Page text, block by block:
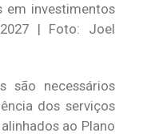
em investimentos
| Foto: Joel
são necessários
dos serviços
ao Plano